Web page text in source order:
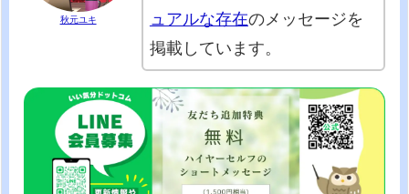
秋元ユキ
ュアルな存在のメッセージを
掲載しています。